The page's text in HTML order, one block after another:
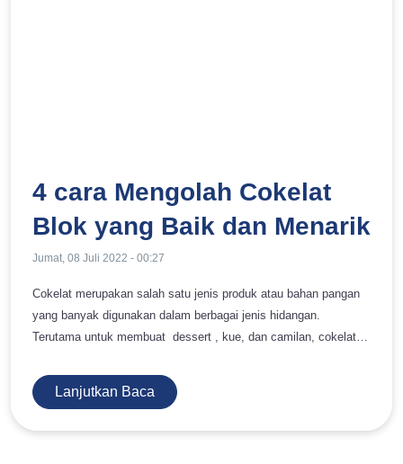
4 cara Mengolah Cokelat
Blok yang Baik dan Menarik
Jumat, 08 Juli 2022 - 00:27
Cokelat merupakan salah satu jenis produk atau bahan pangan
yang banyak digunakan dalam berbagai jenis hidangan.
Terutama untuk membuat dessert , kue, dan camilan, cokelat
usia yang berbeda, mulai dari anak-anak sampai dengan orang
dewasa. Di antara berbagai jenis cokelat yang bisa digunakan
Lanjutkan Baca